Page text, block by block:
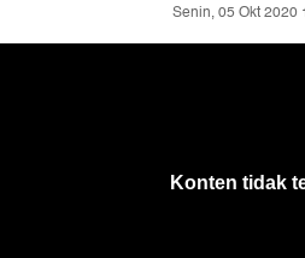
Senin, 05 Okt 2020